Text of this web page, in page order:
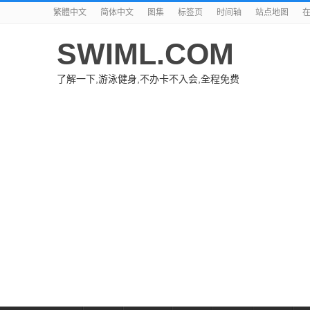
繁體中文 简体中文 图集 标签页 时间轴 站点地图
SWIML.COM
了解一下,游泳健身,不办卡不入会,全程免费